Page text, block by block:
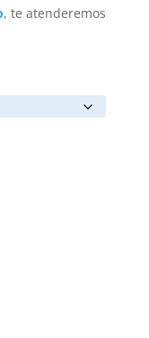
, te atenderemos